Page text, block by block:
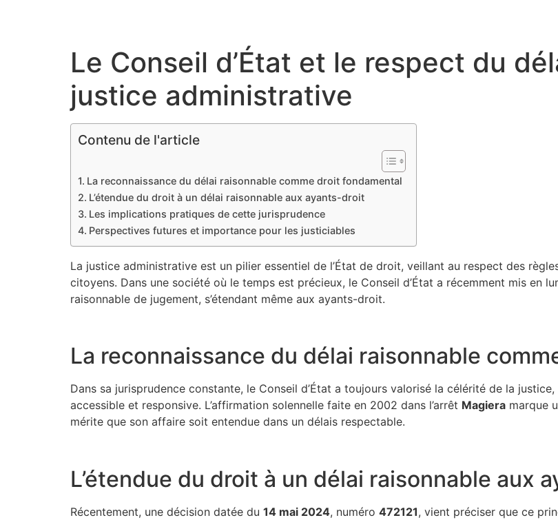
Le Conseil d’État et le respect du
justice administrative
Contenu de l'article
La reconnaissance du délai raisonnable comme droit fondamental
L’étendue du droit à un délai raisonnable aux ayants-droit
Les implications pratiques de cette jurisprudence
Perspectives futures et importance pour les justiciables
La justice administrative est un pilier essentiel de l’État de droit, veillant au respect des
citoyens. Dans une société où le temps est précieux, le Conseil d’État a récemment mis en
raisonnable de jugement, s’étendant même aux ayants-droit.
La reconnaissance du délai raisonnable
Dans sa jurisprudence constante, le Conseil d’État a toujours valorisé la célérité de la
accessible et responsive. L’affirmation solennelle faite en 2002 dans l’arrêt Magiera marque
mérite que son affaire soit entendue dans un délais respectable.
L’étendue du droit à un délai raisonnable aux
Récentement, une décision datée du 14 mai 2024, numéro 472121, vient préciser que ce